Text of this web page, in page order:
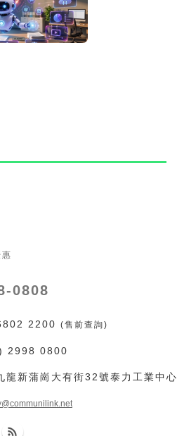
0808
2200 (售前查詢)
2998 0800
龍新蒲崗大有街32號泰力工業中